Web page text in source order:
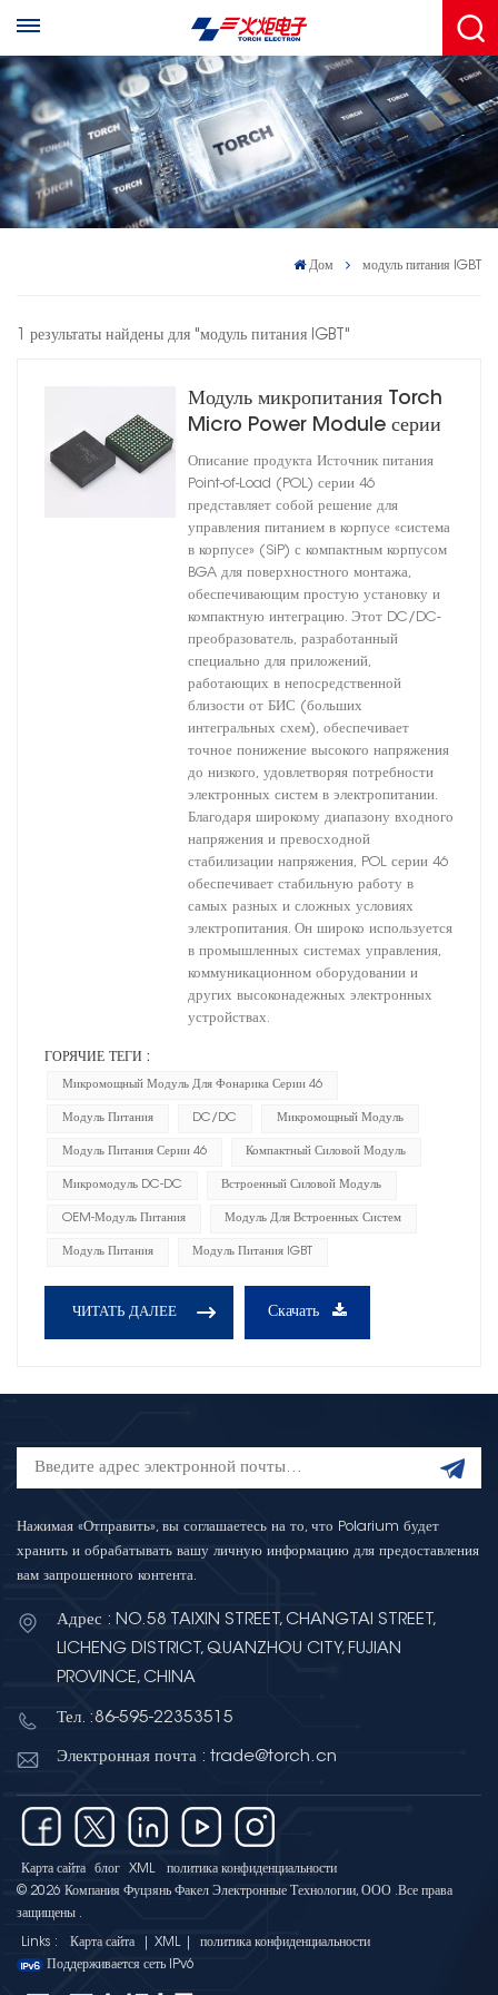
Дом модуль питания IGBT
1 результаты найдены для "модуль питания IGBT"
Модуль микропитания Torch
Micro Power Module серии
46 – DC-DC преобразователь
Описание продукта Источник питания
Point-of-Load (POL) серии 46
представляет собой решение для
управления питанием в корпусе «система
в корпусе» (SiP) с компактным корпусом
BGA для поверхностного монтажа,
обеспечивающим простую установку и
компактную интеграцию. Этот DC/DC-
преобразователь, разработанный
специально для приложений,
работающих в непосредственной
близости от БИС (больших
интегральных схем), обеспечивает
точное понижение высокого напряжения
до низкого, удовлетворяя потребности
электронных систем в электропитании.
Благодаря широкому диапазону входного
напряжения и превосходной
стабилизации напряжения, POL серии 46
обеспечивает стабильную работу в
самых разных и сложных условиях
электропитания. Он широко используется
в промышленных системах управления,
коммуникационном оборудовании и
других высоконадежных электронных
устройствах.
ГОРЯЧИЕ ТЕГИ :
Микромощный Модуль Для Фонарика Серии 46
Модуль Питания DC/DC Микромощный Модуль
Модуль Питания Серии 46 Компактный Силовой Модуль
Микромодуль DC-DC Встроенный Силовой Модуль
OEM-Модуль Питания Модуль Для Встроенных Систем
Модуль Питания Модуль Питания IGBT
ЧИТАТЬ ДАЛЕЕ Скачать
Нажимая «Отправить», вы соглашаетесь на то, что Polarium будет
хранить и обрабатывать вашу личную информацию для предоставления
вам запрошенного контента.
Адрес : NO.58 TAIXIN STREET, CHANGTAI STREET,
LICHENG DISTRICT, QUANZHOU CITY, FUJIAN
PROVINCE, CHINA
Тел. :86-595-22353515
Электронная почта : trade@torch.cn
Карта сайта блог XML
политика конфиденциальности
© 2026 Компания Фуцзянь Факел Электронные Технологии, ООО .Все права
защищены .
Links : Карта сайта XML
политика конфиденциальности
Поддерживается сеть IPv6